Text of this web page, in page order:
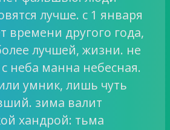
лучше. с 1 января
времени другого года,
лучшей, жизни. не
неба манна небесная.
умник, лишь чуть
зима валит
хандрой: тьма